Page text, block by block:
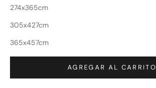
274x365cm
305x427cm
365x457cm
AGREGAR AL CARRITO